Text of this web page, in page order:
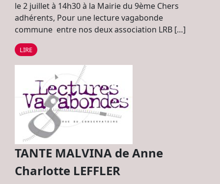
le 2 juillet à 14h30 à la Mairie du 9ème Chers
adhérents, Pour une lecture vagabonde
commune entre nos deux association LRB […]
LIRE
TANTE MALVINA de Anne
Charlotte LEFFLER